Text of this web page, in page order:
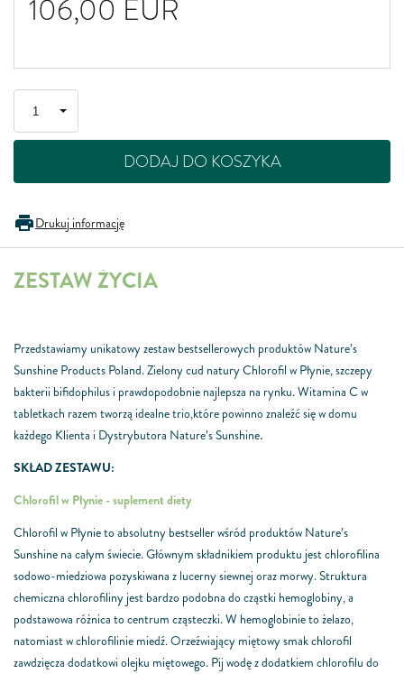
106,00 EUR
DODAJ DO KOSZYKA
Drukuj informację
ZESTAW ŻYCIA
Przedstawiamy unikatowy zestaw bestsellerowych produktów Nature’s
Sunshine Products Poland. Zielony cud natury Chlorofil w Płynie, szczepy
bakterii bifidophilus i prawdopodobnie najlepsza na rynku. Witamina C w
tabletkach razem tworzą idealne trio,które powinno znaleźć się w domu
każdego Klienta i Dystrybutora Nature’s Sunshine.
SKŁAD ZESTAWU:
Chlorofil w Płynie - suplement diety
Chlorofil w Płynie to absolutny bestseller wśród produktów Nature’s
Sunshine na całym świecie. Głównym składnikiem produktu jest chlorofilina
sodowo-miedziowa pozyskiwana z lucerny siewnej oraz morwy. Struktura
chemiczna chlorofiliny jest bardzo podobna do cząstki hemoglobiny, a
podstawowa różnica to centrum cząsteczki. W hemoglobinie to żelazo,
natomiast w chlorofilinie miedź. Orzeźwiający miętowy smak chlorofil
zawdzięcza dodatkowi olejku miętowego. Pij wodę z dodatkiem chlorofilu do